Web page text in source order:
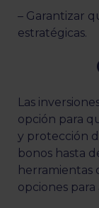
– Garantizar
estratégicas.
Las
opción para
y protección
bonos hasta
herramientas
opciones